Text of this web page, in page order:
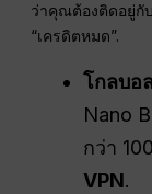
ว่าคุณต้องติดอยู่กั
“เครดิตหมด”.
โกลบอ
Nano
กว่า
VPN.